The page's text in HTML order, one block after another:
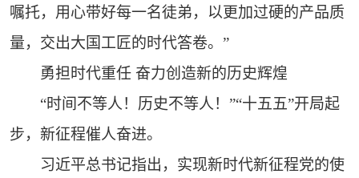
嘱托，用心带好每一名徒弟，以更加过硬的产品质
量，交出大国工匠的时代答卷。”
勇担时代重任 奋力创造新的历史辉煌
“时间不等人！历史不等人！”“十五五”开局起
步，新征程催人奋进。
习近平总书记指出，实现新时代新征程党的使